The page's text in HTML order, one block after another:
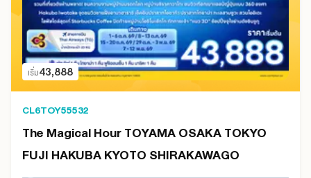
เริ่ม43,888
CL6TOY55532
The Magical Hour TOYAMA OSAKA TOKYO
FUJI HAKUBA KYOTO SHIRAKAWAGO